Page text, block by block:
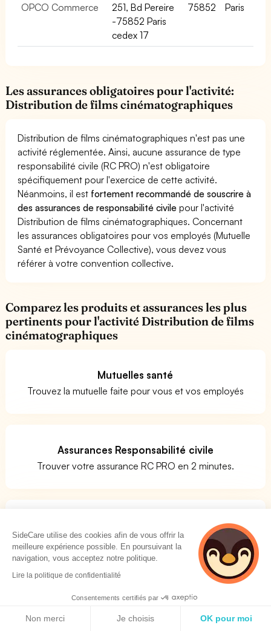
OPCO Commerce
251, Bd Pereire
-75852 Paris
cedex 17
75852 Paris
Les assurances obligatoires pour l'activité:
Distribution de films cinématographiques
Distribution de films cinématographiques n'est pas une
activité réglementée. Ainsi, aucune assurance de type
responsabilité civile (RC PRO) n'est obligatoire
spécifiquement pour l'exercice de cette activité.
Néanmoins, il est fortement recommandé de souscrire à
des assurances de responsabilité civile pour l'activité
Distribution de films cinématographiques. Concernant
les assurances obligatoires pour vos employés (Mutuelle
Santé et Prévoyance Collective), vous devez vous
référer à votre convention collective.
Comparez les produits et assurances les plus
pertinents pour l'activité Distribution de films
cinématographiques
Mutuelles santé
Trouvez la mutuelle faite pour vous et vos employés
Assurances Responsabilité civile
Trouver votre assurance RC PRO en 2 minutes.
Comparer facilement les assurances prévoyance
Quels métiers pour le code APE 5913A ?
SideCare utilise des cookies afin de vous offrir la
meilleure expérience possible. En poursuivant la
navigation, vous acceptez notre politique.
Lire la politique de confidentialité
Consentements certifiés par
Non merci Je choisis OK pour moi